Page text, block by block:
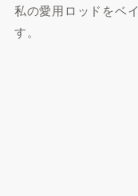
私の愛用ロッドをベ
す。